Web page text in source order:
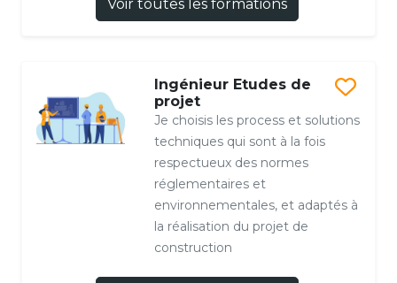
Voir toutes les formations
Ingénieur Etudes de
projet
Je choisis les process et solutions
techniques qui sont à la fois
respectueux des normes
réglementaires et
environnementales, et adaptés à
la réalisation du projet de
construction